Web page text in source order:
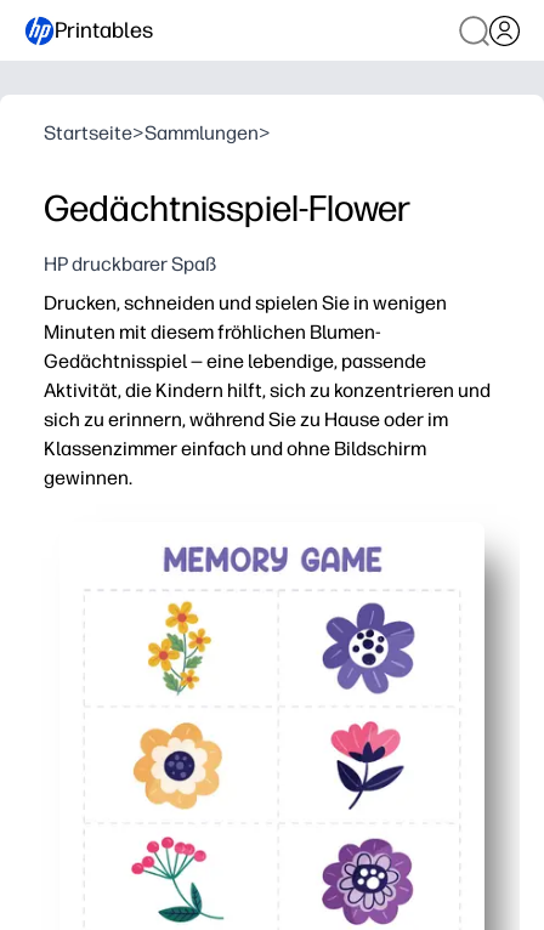
Printables
Startseite>Sammlungen>
Gedächtnisspiel-Flower
HP druckbarer Spaß
Drucken, schneiden und spielen Sie in wenigen
Minuten mit diesem fröhlichen Blumen-
Gedächtnisspiel — eine lebendige, passende
Aktivität, die Kindern hilft, sich zu konzentrieren und
sich zu erinnern, während Sie zu Hause oder im
Klassenzimmer einfach und ohne Bildschirm
gewinnen.
Fesselnde Kunst — leuchtende Blumen laden zum
Aufbau von Fähigkeiten — fördert das Gedächtnis,
Flexibler Spielspaß — kann zu Hause, im Center oder